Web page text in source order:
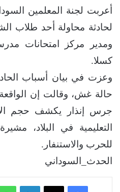
أعربت لجنة المعلمين
لحادثة محاولة أحد طلاب
ومدير مركز امتحانات
كسلا.
وعزت في بيان أسباب
حالة غش، وقالت إن
جرس إنذار يكشف حجم
التعليمية في البلاد،
للحرب والاستنفار.
الحدث_السوداني
فيسبوك ‫X لينكدإن